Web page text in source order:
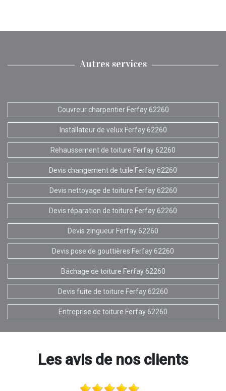
Autres services
Couvreur charpentier Ferfay 62260
Installateur de velux Ferfay 62260
Rehaussement de toiture Ferfay 62260
Devis changement de tuile Ferfay 62260
Devis nettoyage de toiture Ferfay 62260
Devis réparation de toiture Ferfay 62260
Devis zingueur Ferfay 62260
Devis pose de gouttières Ferfay 62260
Bâchage de toiture Ferfay 62260
Devis fuite de toiture Ferfay 62260
Entreprise de toiture Ferfay 62260
Les avis de nos clients